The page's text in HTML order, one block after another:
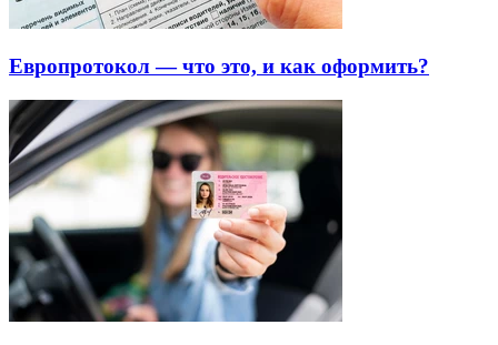
Европротокол — что это, и как оформить?